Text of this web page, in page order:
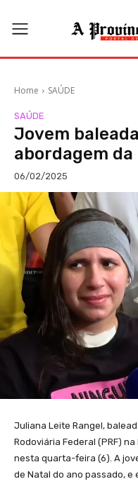
Home SAÚDE
SAÚDE
Jovem
abordagem da
06/02/2025
Juliana Leite Rangel,
Rodoviária Federal (PRF)
nesta quarta-feira (6). A
de Natal do ano passado,